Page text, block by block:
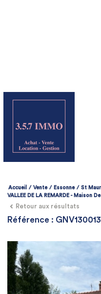
Accueil Vente Essonne
St
VALLEE DE LA REMARDE - Maison
Retour aux résultats
Référence :